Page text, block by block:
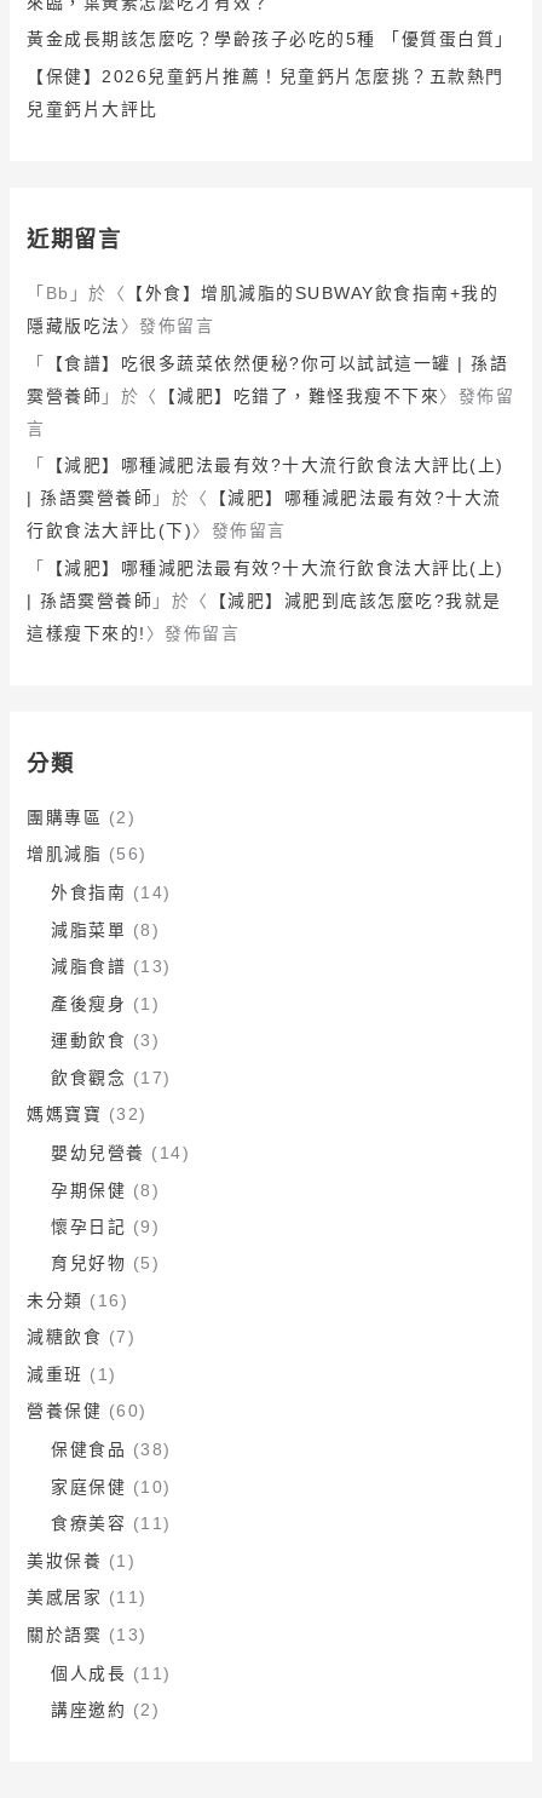
黃金成長期該怎麼吃？學齡孩子必吃的5種 「優質蛋白質」
【保健】2026兒童鈣片推薦！兒童鈣片怎麼挑？五款熱門
兒童鈣片大評比
近期留言
「 Bb 」於〈
【外食】增肌減脂的SUBWAY飲食指南+我的
隱藏版吃法 〉發佈留言
「
【食譜】吃很多蔬菜依然便秘?你可以試試這一罐 | 孫語
霙營養師 」於〈 【減肥】吃錯了，難怪我瘦不下來〉發佈留
言
「
【減肥】哪種減肥法最有效?十大流行飲食法大評比(上)
| 孫語霙營養師 」於〈
【減肥】哪種減肥法最有效?十大流
行飲食法大評比(下)〉發佈留言
「
【減肥】哪種減肥法最有效?十大流行飲食法大評比(上)
| 孫語霙營養師 」於〈
【減肥】減肥到底該怎麼吃?我就是
這樣瘦下來的! 〉發佈留言
分類
團購專區 (2)
增肌減脂 (56)
外食指南 (14)
減脂菜單 (8)
減脂食譜 (13)
產後瘦身 (1)
運動飲食 (3)
飲食觀念 (17)
媽媽寶寶 (32)
嬰幼兒營養 (14)
孕期保健 (8)
懷孕日記 (9)
育兒好物 (5)
未分類 (16)
減糖飲食 (7)
減重班 (1)
營養保健 (60)
保健食品 (38)
家庭保健 (10)
食療美容 (11)
美妝保養 (1)
美感居家 (11)
關於語霙 (13)
個人成長 (11)
講座邀約 (2)